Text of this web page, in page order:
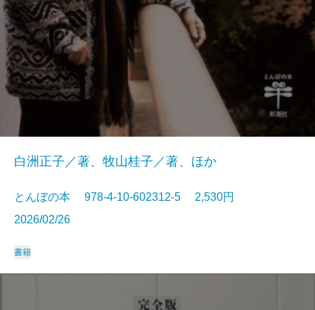
白洲正子／著、牧山桂子／著、ほか
とんぼの本 978-4-10-602312-5 2,530円
2026/02/26
書籍